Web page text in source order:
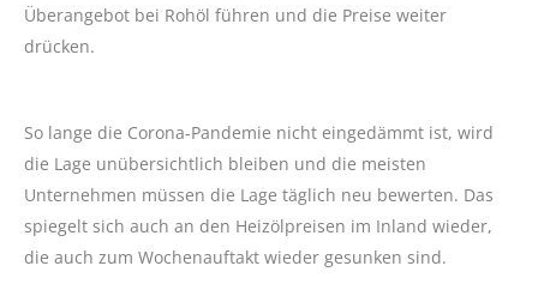
Überangebot bei Rohöl führen und die Preise weiter
drücken.
So lange die Corona-Pandemie nicht eingedämmt ist, wird
die Lage unübersichtlich bleiben und die meisten
Unternehmen müssen die Lage täglich neu bewerten. Das
spiegelt sich auch an den Heizölpreisen im Inland wieder,
die auch zum Wochenauftakt wieder gesunken sind.